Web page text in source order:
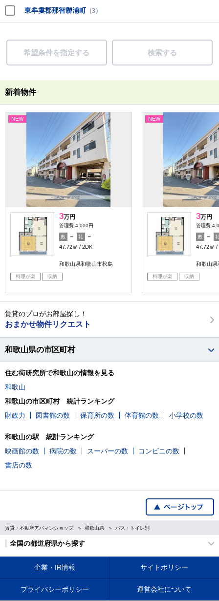
東牟婁郡那智勝浦町 （3）
希望条件を指定する 検索する
新着物件
NEW
3万円
管理費:4,000円
敷 － 礼
－
47.72㎡
2DK
和歌山県和歌山市松島
料理が楽 収納
NEW
3万円
管理費
敷 －
47.72㎡
和歌山県
料理が楽 収納
賃貸のプロがお部屋探し！
おまかせ物件リクエスト
和歌山県の市区町村
住む街研究所で和歌山の情報を見る
和歌山
和歌山の市区町村 統計ランキング
財政力
図書館の数 保育所の数 体育館の数 小学校の数
和歌山の駅 統計ランキング
映画館の数
病院の数 スーパーの数
コンビニの数
書店の数
賃貸・不動産アパマンショップ 和歌山県 バス・トイレ別
全国の都道府県から探す
企業・IR情報 サイトポリシー
プライバシーポリシー 運営会社について